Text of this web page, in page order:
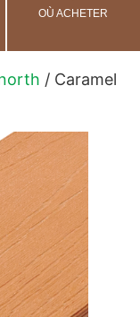
OÙ ACHETER
/ Caramel